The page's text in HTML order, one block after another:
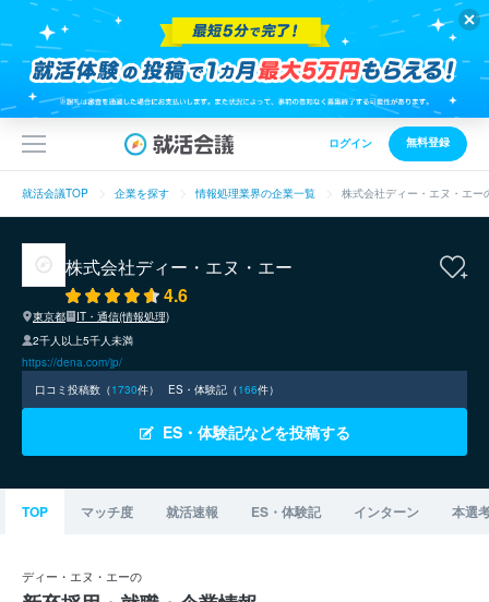
ログイン 無料登録
就活会議TOP 企業を探す 情報処理業界の企業一覧 株式会社ディー・エヌ・エ
株式会社ディー・エヌ・エー
4.6
東京都
IT・通信(情報処理)
2千人以上5千人未満
https://dena.com/jp/
口コミ投稿数（1730件） ES・体験記（166件）
ES・体験記などを投稿する
TOP マッチ度 就活速報 ES・体験記 インターン 本選
ディー・エヌ・エーの